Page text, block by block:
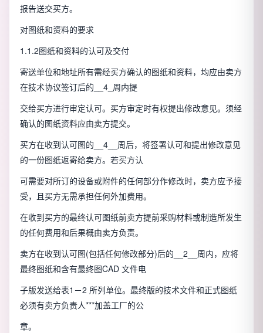
报告送交买方。
对图纸和资料的要求
1.1.2图纸和资料的认可及交付
寄送单位和地址所有需经买方确认的图纸和资料，均应由卖方
在技术协议签订后的__4_周内提
交给买方进行审定认可。买方审定时有权提出修改意见。须经
确认的图纸资料应由卖方提交。
买方在收到认可图的__4__周后，将签署认可和提出修改意见
的一份图纸返寄给卖方。若买方认
可需要对所订的设备或附件的任何部分作修改时，卖方应予接
受，且买方无需承担任何外加费用。
在收到买方的最终认可图纸前卖方提前采购材料或制造所发生
的任何费用和后果概由卖方负责。
卖方在收到认可图(包括任何修改部分)后的__2__周内，应将
最终图纸和含有最终图CAD 文件电
子版发送给表1－2 所列单位。最终版的技术文件和正式图纸
必须有卖方负责人***加盖工厂的公
章。